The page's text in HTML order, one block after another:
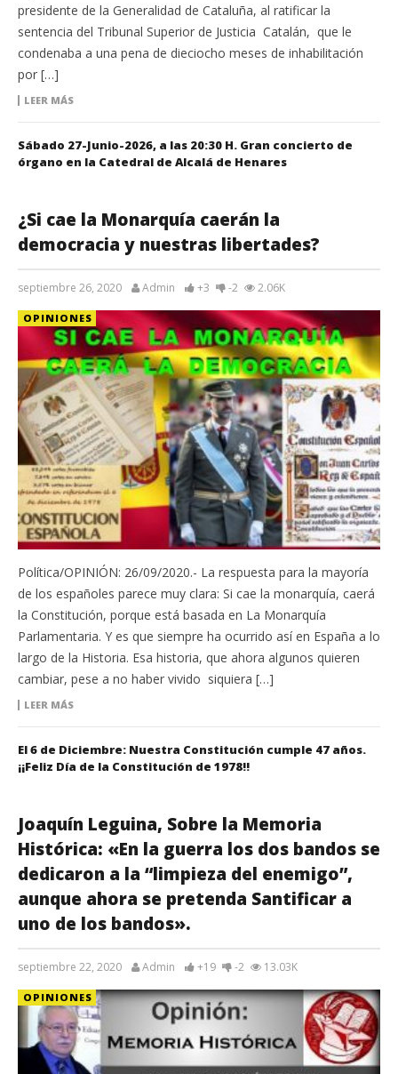
presidente de la Generalidad de Cataluña, al ratificar la
sentencia del Tribunal Superior de Justicia Catalán, que le
condenaba a una pena de dieciocho meses de inhabilitación
por […]
LEER MÁS
Sábado 27-Junio-2026, a las 20:30 H. Gran concierto de
órgano en la Catedral de Alcalá de Henares
¿Si cae la Monarquía caerán la
democracia y nuestras libertades?
septiembre 26, 2020 Admin +3 -2 2.06K
OPINIONES
Política/OPINIÓN: 26/09/2020.- La respuesta para la mayoría
de los españoles parece muy clara: Si cae la monarquía, caerá
la Constitución, porque está basada en La Monarquía
Parlamentaria. Y es que siempre ha ocurrido así en España a lo
largo de la Historia. Esa historia, que ahora algunos quieren
cambiar, pese a no haber vivido siquiera […]
LEER MÁS
El 6 de Diciembre: Nuestra Constitución cumple 47 años.
¡¡Feliz Día de la Constitución de 1978!!
Joaquín Leguina, Sobre la Memoria
Histórica: «En la guerra los dos bandos se
dedicaron a la “limpieza del enemigo”,
aunque ahora se pretenda Santificar a
uno de los bandos».
septiembre 22, 2020 Admin +19 -2 13.03K
OPINIONES